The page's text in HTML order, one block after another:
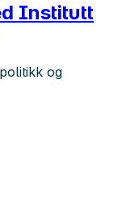
Institutt
og